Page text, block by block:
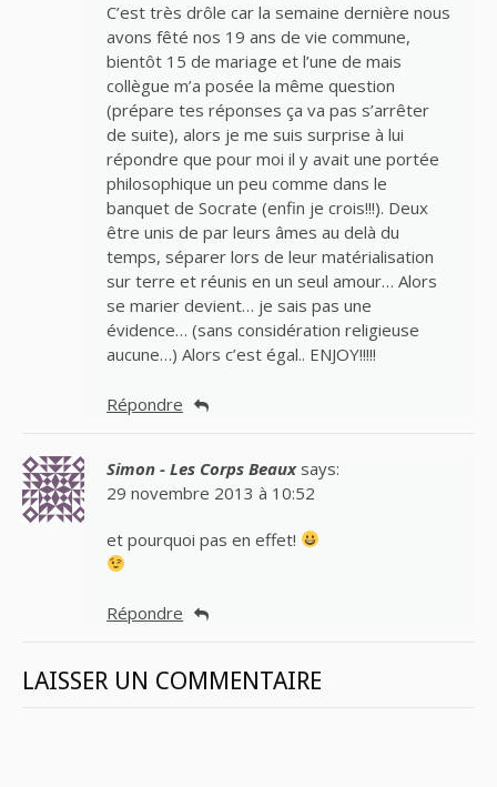
C’est très drôle car la semaine dernière nous
avons fêté nos 19 ans de vie commune,
bientôt 15 de mariage et l’une de mais
collègue m’a posée la même question
(prépare tes réponses ça va pas s’arrêter
de suite), alors je me suis surprise à lui
répondre que pour moi il y avait une portée
philosophique un peu comme dans le
banquet de Socrate (enfin je crois!!!). Deux
être unis de par leurs âmes au delà du
temps, séparer lors de leur matérialisation
sur terre et réunis en un seul amour… Alors
se marier devient… je sais pas une
évidence… (sans considération religieuse
aucune…) Alors c’est égal.. ENJOY!!!!!
Répondre
Simon - Les Corps Beaux says:
29 novembre 2013 à 10:52
et pourquoi pas en effet!
Répondre
LAISSER UN COMMENTAIRE